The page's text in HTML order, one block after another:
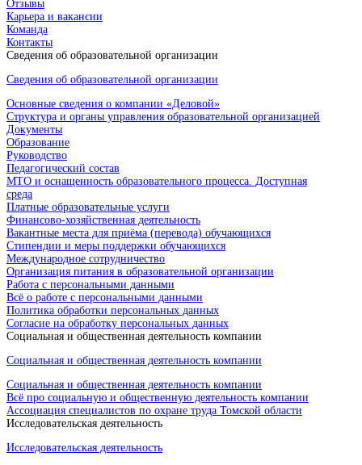
Отзывы
Карьера и вакансии
Команда
Контакты
Сведения об образовательной организации
Сведения об образовательной организации
Основные сведения о компании «Деловой»
Структура и органы управления образовательной организацией
Документы
Образование
Руководство
Педагогический состав
МТО и оснащенность образовательного процесса. Доступная
среда
Платные образовательные услуги
Финансово-хозяйственная деятельность
Вакантные места для приёма (перевода) обучающихся
Стипендии и меры поддержки обучающихся
Международное сотрудничество
Организация питания в образовательной организации
Работа с персональными данными
Всё о работе с персональными данными
Политика обработки персональных данных
Согласие на обработку персональных данных
Социальная и общественная деятельность компании
Социальная и общественная деятельность компании
Социальная и общественная деятельность компании
Всё про социальную и общественную деятельность компании
Ассоциация специалистов по охране труда Томской области
Исследовательская деятельность
Исследовательская деятельность